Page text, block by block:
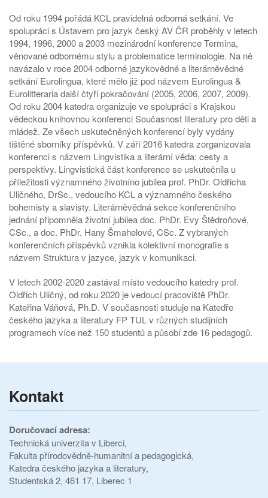
Od roku 1994 pořádá KCL pravidelná odborná setkání. Ve
spolupráci s Ústavem pro jazyk český AV ČR proběhly v letech
1994, 1996, 2000 a 2003 mezinárodní konference Termina,
věnované odbornému stylu a problematice terminologie. Na ně
navázalo v roce 2004 odborné jazykovědné a literárněvědné
setkání Eurolingua, které mělo již pod názvem Eurolingua &
Eurolitteraria další čtyři pokračování (2005, 2006, 2007, 2009).
Od roku 2004 katedra organizuje ve spolupráci s Krajskou
vědeckou knihovnou konferenci Současnost literatury pro děti a
mládež. Ze všech uskutečněných konferencí byly vydány
tištěné sborníky příspěvků. V září 2016 katedra zorganizovala
konferenci s názvem Lingvistika a literární věda: cesty a
perspektivy. Lingvistická část konference se uskutečnila u
příležitosti významného životníno jubilea prof. PhDr. Oldřicha
Uličného, DrSc., vedoucího KCL a významného českého
bohemisty a slavisty. Literárněvědná sekce konferenčního
jednání připomněla životní jubilea doc. PhDr. Evy Štědroňové,
CSc., a doc. PhDr. Hany Šmahelové, CSc. Z vybraných
konferenčních příspěvků vznikla kolektivní monografie s
názvem Struktura v jazyce, jazyk v komunikaci.
V letech 2002-2020 zastával místo vedoucího katedry prof.
Oldřich Uličný, od roku 2020 je vedoucí pracoviště PhDr.
Kateřina Váňová, Ph.D. V současnosti studuje na Katedře
českého jazyka a literatury FP TUL v různých studijních
programech více než 150 studentů a působí zde 16 pedagogů.
Kontakt
Doručovací adresa:
Technická univerzita v Liberci,
Fakulta přírodovědně-humanitní a pedagogická,
Katedra českého jazyka a literatury,
Studentská 2, 461 17, Liberec 1